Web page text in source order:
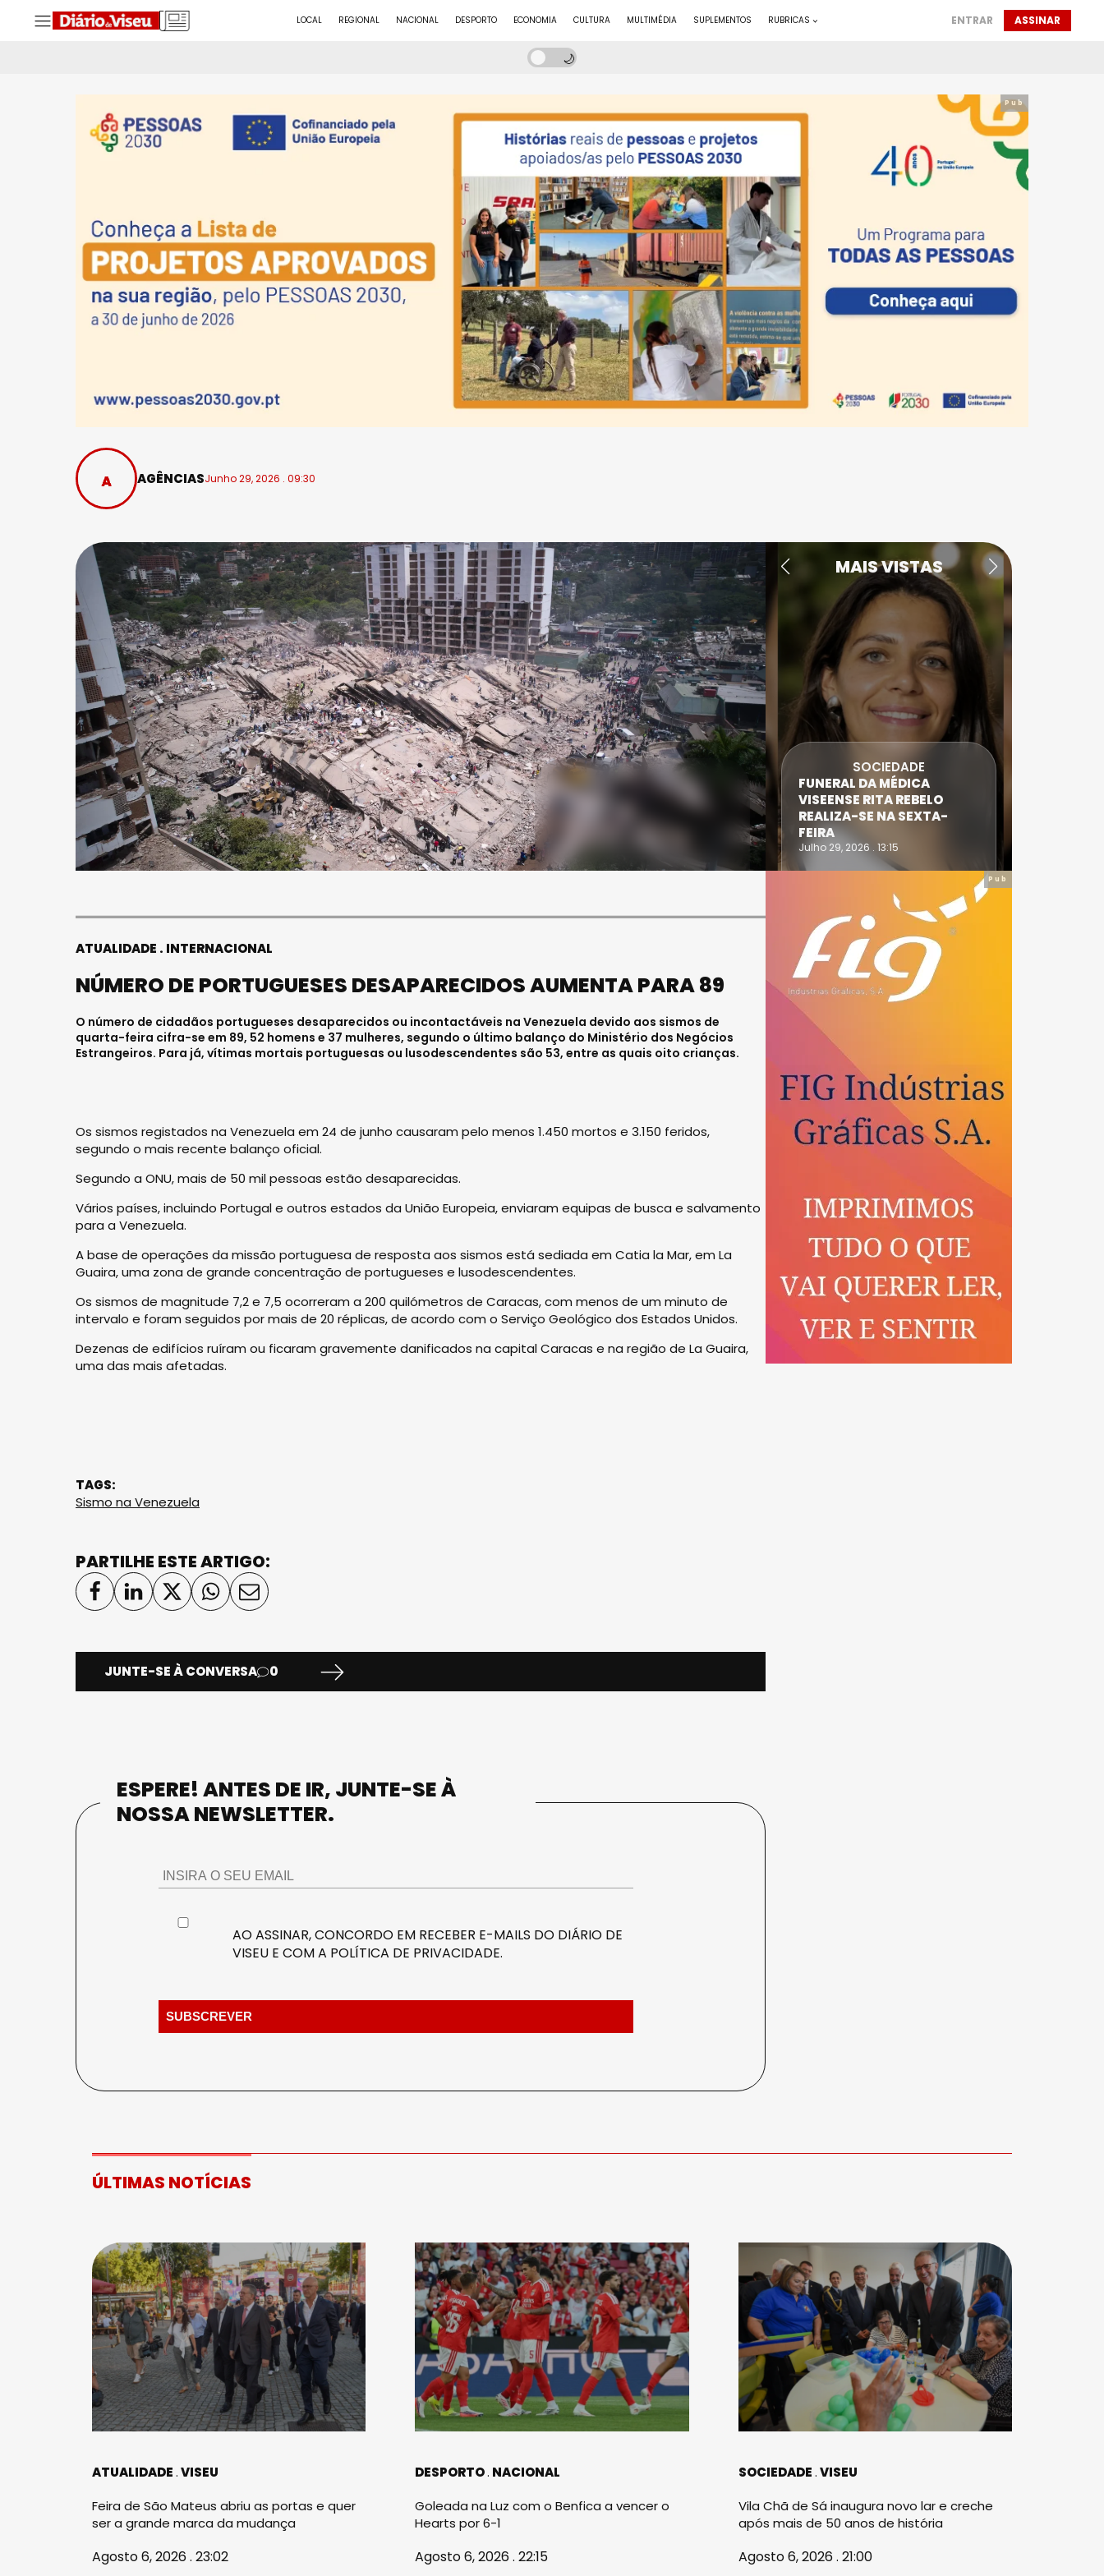
LOCAL REGIONAL NACIONAL DESPORTO ECONOMIA CULTURA MULTIMÉDIA SUPLEMENTOS RUBRICAS ENTRAR ASSINAR
Pub
AGÊNCIASJunho 29, 2026 . 09:30
ATUALIDADE INTERNACIONAL
NÚMERO DE PORTUGUESES DESAPARECIDOS AUMENTA PARA 89
O número de cidadãos portugueses desaparecidos ou incontactáveis na Venezuela devido aos sismos de
quarta-feira cifra-se em 89, 52 homens e 37 mulheres, segundo o último balanço do Ministério dos Negócios
Estrangeiros. Para já, vítimas mortais portuguesas ou lusodescendentes são 53, entre as quais oito crianças.
Os sismos registados na Venezuela em 24 de junho causaram pelo menos 1.450 mortos e 3.150 feridos,
segundo o mais recente balanço oficial.
Segundo a ONU, mais de 50 mil pessoas estão desaparecidas.
Vários países, incluindo Portugal e outros estados da União Europeia, enviaram equipas de busca e salvamento
para a Venezuela.
A base de operações da missão portuguesa de resposta aos sismos está sediada em Catia la Mar, em La
Guaira, uma zona de grande concentração de portugueses e lusodescendentes.
Os sismos de magnitude 7,2 e 7,5 ocorreram a 200 quilómetros de Caracas, com menos de um minuto de
intervalo e foram seguidos por mais de 20 réplicas, de acordo com o Serviço Geológico dos Estados Unidos.
Dezenas de edifícios ruíram ou ficaram gravemente danificados na capital Caracas e na região de La Guaira,
uma das mais afetadas.
TAGS:
Sismo na Venezuela
PARTILHE ESTE ARTIGO:
JUNTE-SE À CONVERSA 0
ESPERE! ANTES DE IR, JUNTE-SE À
NOSSA NEWSLETTER.
AO ASSINAR, CONCORDO EM RECEBER E-MAILS DO DIÁRIO DE
VISEU E COM A POLÍTICA DE PRIVACIDADE.
MAIS VISTAS
SOCIEDADE
FALECEU PAULA ALMEIDA,
JOVEM ENFERMEIRA NO
HOSPITAL DE VISEU
Julho 27, 2026 . 11:00
SOCIEDADE
FUNERAL DA MÉDICA
VISEENSE RITA REBELO
REALIZA-SE NA SEXTA-
FEIRA
Julho 29, 2026 . 13:15
Pub
ÚLTIMAS NOTÍCIAS
ATUALIDADE VISEU
Feira de São Mateus abriu as portas e quer
ser a grande marca da mudança
Agosto 6, 2026 . 23:02
DESPORTO NACIONAL
Goleada na Luz com o Benfica a vencer o
Hearts por 6-1
Agosto 6, 2026 . 22:15
SOCIEDADE VISEU
Vila Chã de Sá inaugura novo lar e creche
após mais de 50 anos de história
Agosto 6, 2026 . 21:00